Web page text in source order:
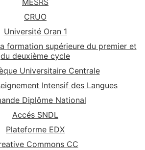
MESRS
CRUO
Université Oran 1
formation supérieure du premier et
du deuxième cycle
Universitaire Centrale
Intensif des Langues
Diplôme National
Accés SNDL
Plateforme EDX
Commons CC